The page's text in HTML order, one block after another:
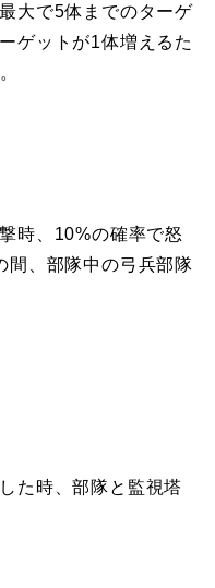
大で5体までのターゲ
ゲットが1体増えるた
時、10%の確率で怒
間、部隊中の弓兵部隊
た時、部隊と監視塔